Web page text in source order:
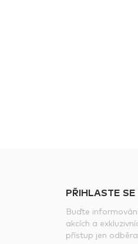
PŘIHLASTE
Buďte
akcích a
přístup jen